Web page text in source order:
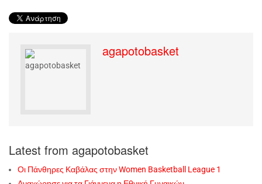
agapotobasket
Latest from agapotobasket
Οι Πάνθηρες Καβάλας στην Women Basketball League 1